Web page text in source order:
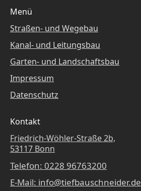
Menü
Straßen- und Wegebau
Kanal- und Leitungsbau
Garten- und Landschaftsbau
Impressum
Datenschutz
Kontakt
Friedrich-Wöhler-Straße 2b,
53117 Bonn
Telefon: 0228 96763200
E-Mail: info@tiefbauschneider.de